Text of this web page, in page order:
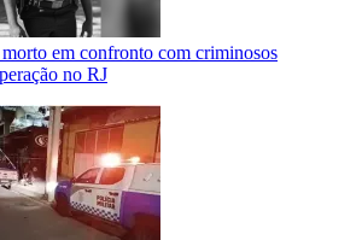
em confronto com criminosos
no RJ